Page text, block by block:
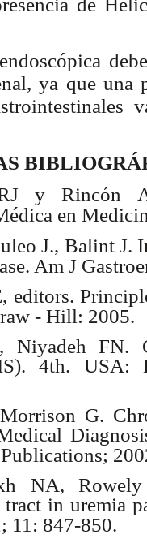
de
ya que una
y Rincón
en
J., Balint J.
Am J
editors.
- Hill: 2005.
Niyadeh FN.
4th.
G.
NA,
tract in uremia
11: 847-850.